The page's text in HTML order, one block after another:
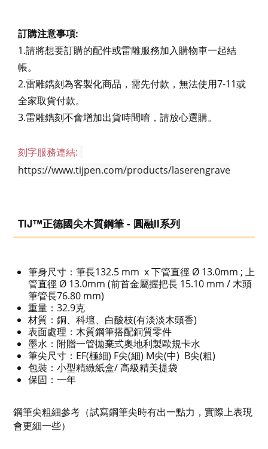
訂購注意事項:
1.請將想要訂購的配件或雷雕服務加入購物車一起結
帳。
2.雷雕鐫刻為客製化商品，需先付款，無法使用7-11或
全家取貨付款。
3.雷雕鐫刻不會增加出貨時間唷，請放心選購。
刻字服務連結:
https://www.tijpen.com/products/laserengrave
TIJ™正德國尖木質鋼筆 - 圓融II系列
筆身尺寸：筆長132.5 mm x 下管直徑 Ø 13.0mm ; 上
管直徑 Ø 13.0mm (前首金屬握把長 15.10 mm / 木頭
筆管長76.80 mm)
重量：32.9克
材質：銅、科壇、白酸枝(有淡淡木頭香)
表面處理：木質鋼筆搭配銅質零件
墨水：附贈一管拋棄式奧地利製歐規卡水
筆尖尺寸：EF(極細) F尖(細) M尖(中) B尖(粗)
包裝：小型精緻紙盒/ 高級精美提袋
保固：一年
鋼筆尖粗細參考（試寫鋼筆尖時有出一點力，實際上表現
會更細一些）